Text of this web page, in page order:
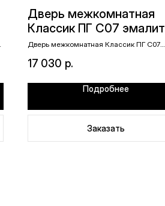
Дверь межкомнатная
Классик ПГ С07 эмалит
графит 900х2000
Дверь межкомнатная Классик ПГ С07
17 030 р.
Подробнее
Заказать